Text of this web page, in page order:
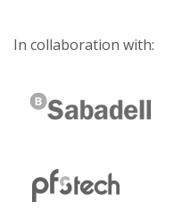
In collaboration with: